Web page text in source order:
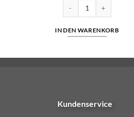
IN DEN WARENKORB
Kundenservice